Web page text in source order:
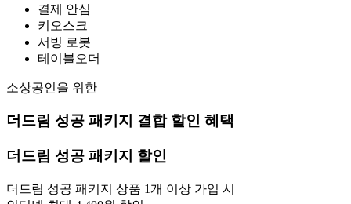
결제 안심
키오스크
서빙 로봇
테이블오더
소상공인을 위한
더드림 성공 패키지 결합 할인 혜택
더드림 성공 패키지 할인
더드림 성공 패키지 상품 1개 이상 가입 시